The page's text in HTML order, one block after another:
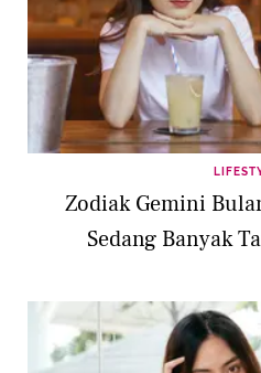
Zodiak Gemini
Sedang Banyak